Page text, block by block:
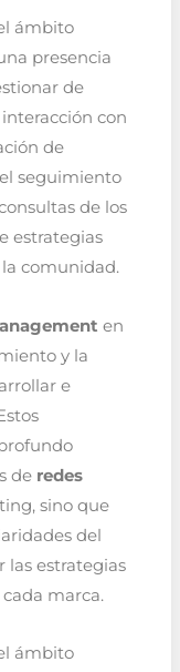
ámbito
presencia
de
con
de
seguimiento
de los
estrategias
comunidad.
en
y la
e
de redes
sino que
del
las estrategias
marca.
ámbito